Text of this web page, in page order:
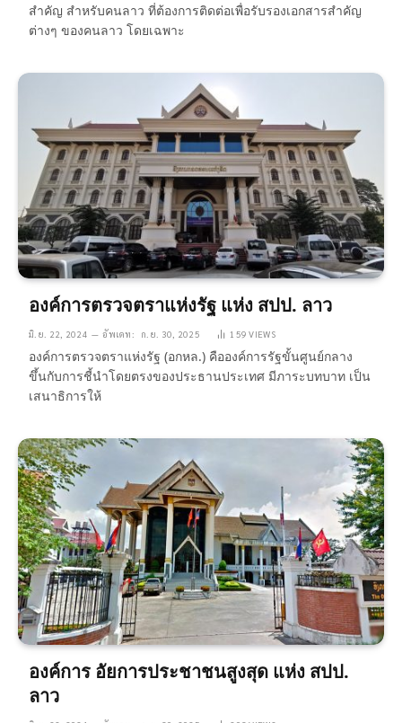
สำคัญ สำหรับคนลาว ที่ต้องการติดต่อเพื่อรับรองเอกสารสำคัญ
ต่างๆ ของคนลาว โดยเฉพาะ
องค์การตรวจตราแห่งรัฐ แห่ง สปป. ลาว
มิ.ย. 22, 2024 อัพเดท: ก.ย. 30, 2025 159VIEWS
องค์การตรวจตราแห่งรัฐ (อกหล.) คือองค์การรัฐขั้นศูนย์กลาง
ขึ้นกับการชี้นำโดยตรงของประธานประเทศ มีภาระบทบาท เป็น
เสนาธิการให้
องค์การ อัยการประชาชนสูงสุด แห่ง สปป.
ลาว